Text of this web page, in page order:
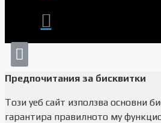
Предпочитания за бисквитки
Този уеб сайт използва основни
гарантира правилното му